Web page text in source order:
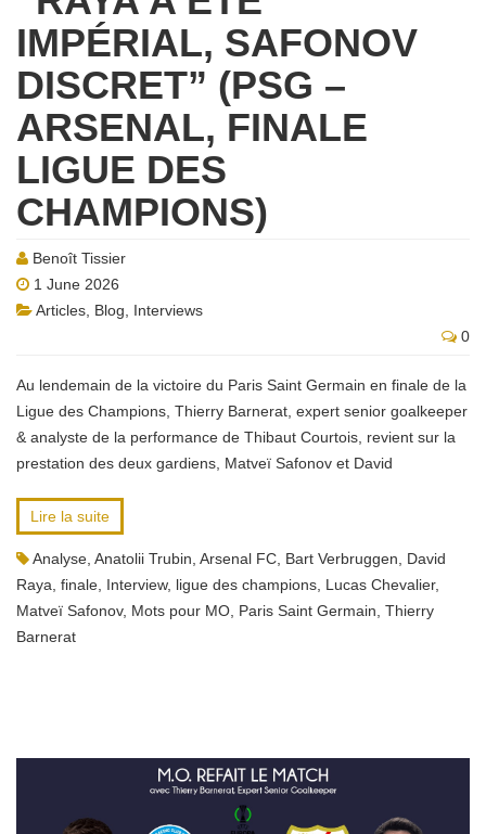
IMPÉRIAL, SAFONOV
DISCRET” (PSG –
ARSENAL, FINALE
LIGUE DES
CHAMPIONS)
Benoît Tissier
1 June 2026
Articles Blog
Interviews
0
Au lendemain de la victoire du Paris Saint Germain en finale de la
Ligue des Champions, Thierry Barnerat, expert senior goalkeeper
& analyste de la performance de Thibaut Courtois, revient sur la
prestation des deux gardiens, Matveï Safonov et David
Lire la suite
Analyse Anatolii Trubin Arsenal FC Bart Verbruggen
David
Raya finale Interview, ligue des champions Lucas Chevalier,
Matveï Safonov, Mots pour MO Paris Saint Germain Thierry
Barnerat